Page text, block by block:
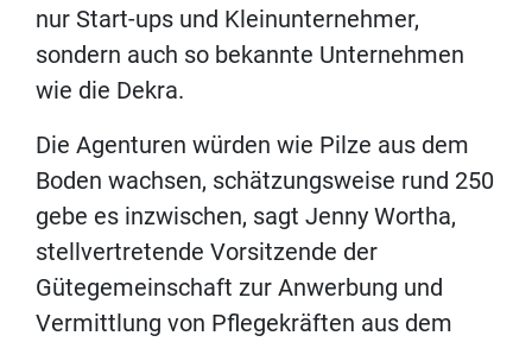
nur Start-ups und Kleinunternehmer,
sondern auch so bekannte Unternehmen
wie die Dekra.
Die Agenturen würden wie Pilze aus dem
Boden wachsen, schätzungsweise rund 250
gebe es inzwischen, sagt Jenny Wortha,
stellvertretende Vorsitzende der
Gütegemeinschaft zur Anwerbung und
Vermittlung von Pflegekräften aus dem